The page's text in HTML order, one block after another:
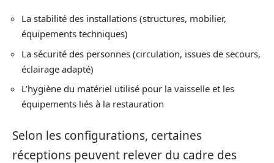
La stabilité des installations (structures, mobilier,
équipements techniques)
La sécurité des personnes (circulation, issues de secours,
éclairage adapté)
L’hygiène du matériel utilisé pour la vaisselle et les
équipements liés à la restauration
Selon les configurations, certaines
réceptions peuvent relever du cadre des